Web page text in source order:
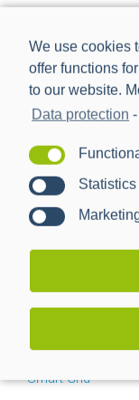
We use cookies
offer functions
to our website.
Data protection -
Statistics
for:
STARTSEITE
Nach Kategorien
Smart Grid